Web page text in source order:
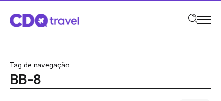
Tag de navegação
BB-8